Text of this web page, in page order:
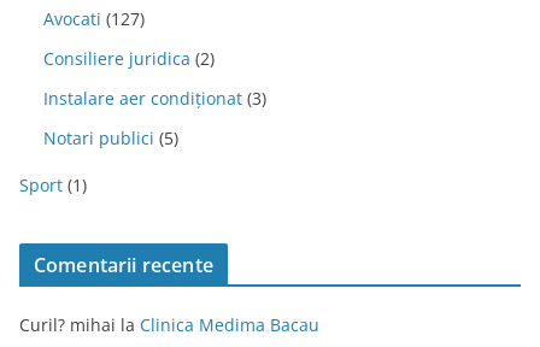
Avocati (127)
Consiliere juridica (2)
Instalare aer condiționat (3)
Notari publici (5)
Sport (1)
Comentarii recente
Curil? mihai la Clinica Medima Bacau